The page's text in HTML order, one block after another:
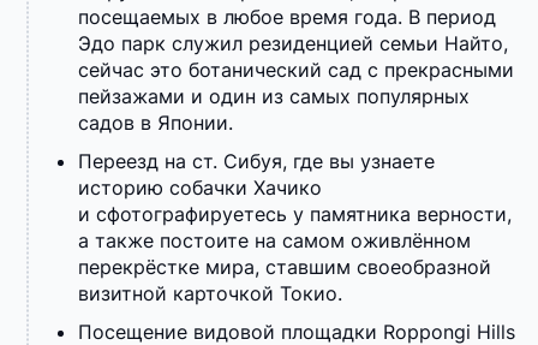
посещаемых в любое время года. В период
Эдо парк служил резиденцией семьи Найто,
сейчас это ботанический сад с прекрасными
пейзажами и один из самых популярных
садов в Японии.
Переезд на ст. Сибуя, где вы узнаете
историю собачки Хачико
и сфотографируетесь у памятника верности,
а также постоите на самом оживлённом
перекрёстке мира, ставшим своеобразной
визитной карточкой Токио.
Посещение видовой площадки Roppongi Hills